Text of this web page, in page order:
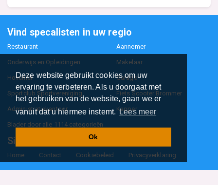
Deze website gebruikt cookies om uw
ervaring te verbeteren. Als u doorgaat met
het gebruiken van de website, gaan we er
vanuit dat u hiermee instemt.Lees meer
Ok
Vind specalisten in uw regio
Restaurant Aannemer
Onderwijs en Opleidingen Makelaar
Hovenier Garage
Sportclub Sportvereniging Fiets Scooter Brommer
Administratiekantoor Kapper
Blader door alle 1114 categorieën
Sitemap
Home Contact Cookiebeleid Privacyverklaring